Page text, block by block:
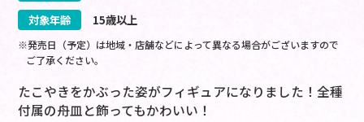
対象年齢
15歳以上
※発売日（予定）は地域・店舗などによって異なる場合がございますので
ご了承ください。
たこやきをかぶった姿がフィギュアになりました！全種
付属の舟皿と飾ってもかわいい！